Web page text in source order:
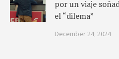
por un viaje
el “dilema”
December 24, 2024